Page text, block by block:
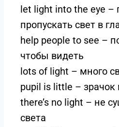
let light into the eye –
пропускать свет в
help people to see –
чтобы видеть
lots of light – много
pupil is little –
there’s no light – не
света